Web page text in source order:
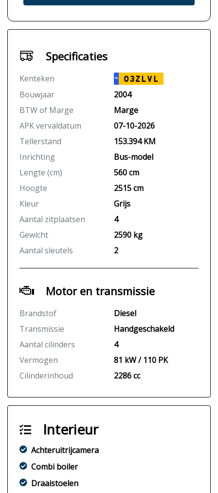
Specificaties
Kenteken NL 03ZLVL
Bouwjaar
2004
BTW of Marge
Marge
APK vervaldatum
07-10-2026
Tellerstand
153.394 KM
Inrichting
Bus-model
Lengte (cm)
560 cm
Hoogte
2515 cm
Kleur
Grijs
Aantal zitplaatsen
4
Gewicht
2590 kg
Aantal sleutels
2
Motor en transmissie
Brandstof
Diesel
Transmissie
Handgeschakeld
Aantal cilinders
4
Vermogen
81 kW / 110 PK
Cilinderinhoud
2286 cc
Interieur
Achteruitrijcamera
Combi boiler
Draaistoelen